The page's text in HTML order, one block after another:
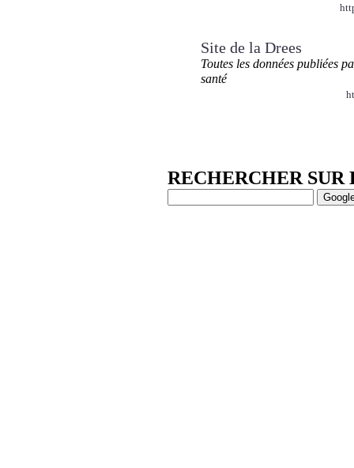
Site de la Drees
Toutes les données publiées
santé
RECHERCHER SUR